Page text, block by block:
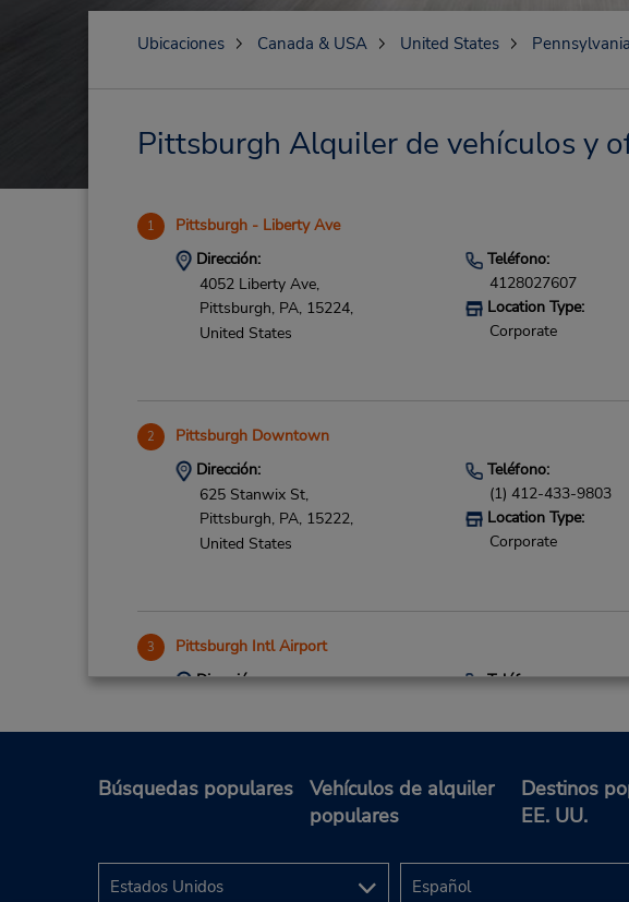
Ubicaciones Canada & USA United States Pennsylvania
Pittsburgh Alquiler de vehículos y
1 Pittsburgh - Liberty Ave
Dirección:
4052 Liberty Ave,
Pittsburgh, PA, 15224,
United States
Teléfono:
4128027607
Location Type:
Corporate
2 Pittsburgh Downtown
Dirección:
625 Stanwix St,
Pittsburgh, PA, 15222,
United States
Teléfono:
(1) 412-433-9803
Location Type:
Corporate
3 Pittsburgh Intl Airport
Dirección:
Pittsburgh, PA, 15231,
Teléfono:
Location Type:
Búsquedas populares
Vehículos de alquiler
populares
Destinos
EE. UU.